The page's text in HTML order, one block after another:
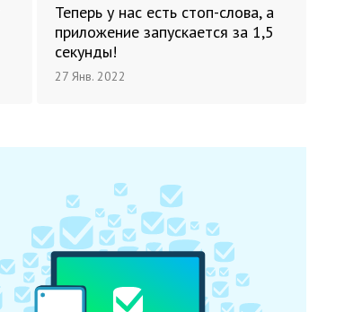
Теперь у нас есть стоп-слова, а
приложение запускается за 1,5
секунды!
27 Янв. 2022